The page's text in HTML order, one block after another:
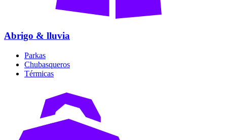
Abrigo & lluvia
Parkas
Chubasqueros
Térmicas